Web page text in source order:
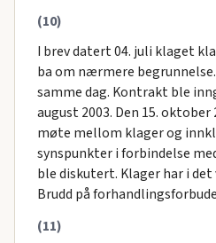
(10)
I brev datert 04. juli klaget
ba om nærmere
samme dag. Kontrakt ble
august 2003. Den 15.
møte mellom klager og
synspunkter i forbindelse
ble diskutert. Klager har i
Brudd på
(11)